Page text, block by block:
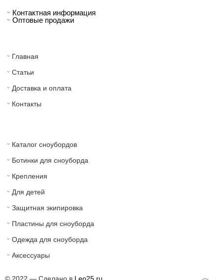
Контактная информация
Оптовые продажи
Главная
Статьи
Доставка и оплата
Контакты
Каталог сноубордов
Ботинки для сноуборда
Крепления
Для детей
Защитная экипировка
Пластины для сноуборда
Одежда для сноуборда
Аксессуары